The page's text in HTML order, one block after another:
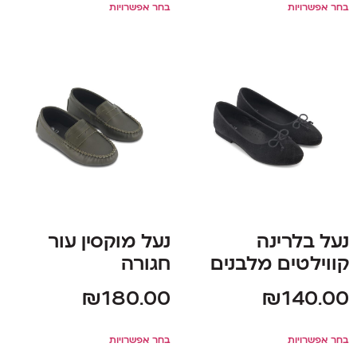
בחר אפשרויות בחר אפשרויות
נעל בלרינה
קווילטים מלבנים
₪140.00
בחר אפשרויות
נעל מוקסין עור
חגורה
₪180.00
בחר אפשרויות